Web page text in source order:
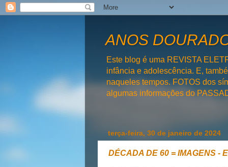
ANOS
Este blog é uma REVISTA
infância e adolescência. E,
naqueles tempos. FOTOS dos
algumas informações do
terça-feira, 30 de janeiro de 2024
DÉCADA DE 60 = IMAGENS -